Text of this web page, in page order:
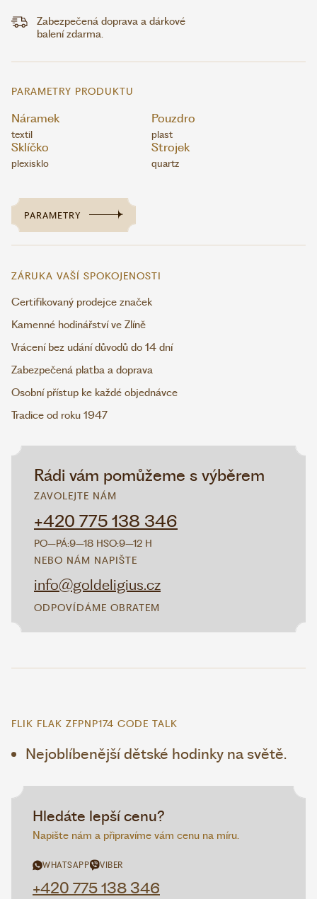
Rádi vám pomůžeme s výběrem
ZAVOLEJTE NÁM
+420 775 138 346
PO–PÁ:9–18 HSO:9–12 H
NEBO NÁM NAPIŠTE
info@goldeligius.cz
ODPOVÍDÁME OBRATEM
Zabezpečená doprava a dárkové
balení zdarma.
PARAMETRY PRODUKTU
Náramek
textil
Pouzdro
plast
Sklíčko
plexisklo
Strojek
quartz
PARAMETRY
ZÁRUKA VAŠÍ SPOKOJENOSTI
Certifikovaný prodejce značek
Kamenné hodinářství ve Zlíně
Vrácení bez udání důvodů do 14 dní
Zabezpečená platba a doprava
Osobní přístup ke každé objednávce
Tradice od roku 1947
FLIK FLAK ZFPNP174 CODE TALK
Nejoblíbenější dětské hodinky na světě.
Hledáte lepší cenu?
Napište nám a připravíme vám cenu na míru.
WHATSAPP VIBER
+420 775 138 346